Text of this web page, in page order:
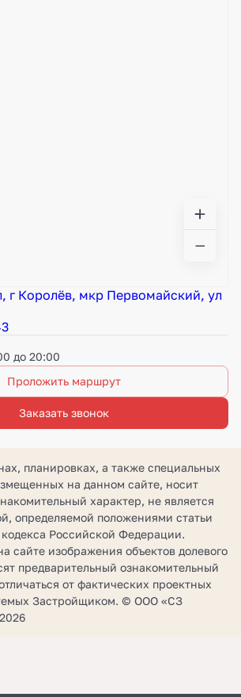
г Королёв, мкр Первомайский, ул
до 20:00
Проложить маршрут
Заказать звонок
планировках, а также специальных
на данном сайте, носит
характер, не является
определяемой положениями статьи
Российской Федерации.
сайте изображения объектов долевого
предварительный ознакомительный
от фактических проектных
Застройщиком. © ООО «СЗ